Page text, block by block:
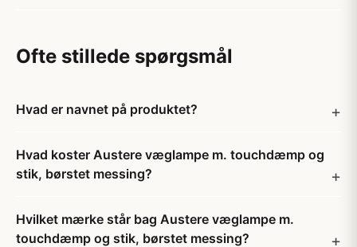
Ofte stillede spørgsmål
Hvad er navnet på produktet?
Hvad koster Austere væglampe m. touchdæmp og
stik, børstet messing?
Hvilket mærke står bag Austere væglampe m.
touchdæmp og stik, børstet messing?